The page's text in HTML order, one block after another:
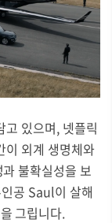
고 있으며, 넷플릭
이 외계 생명체와
불확실성을 보
공 Saul이 살해
그립니다.